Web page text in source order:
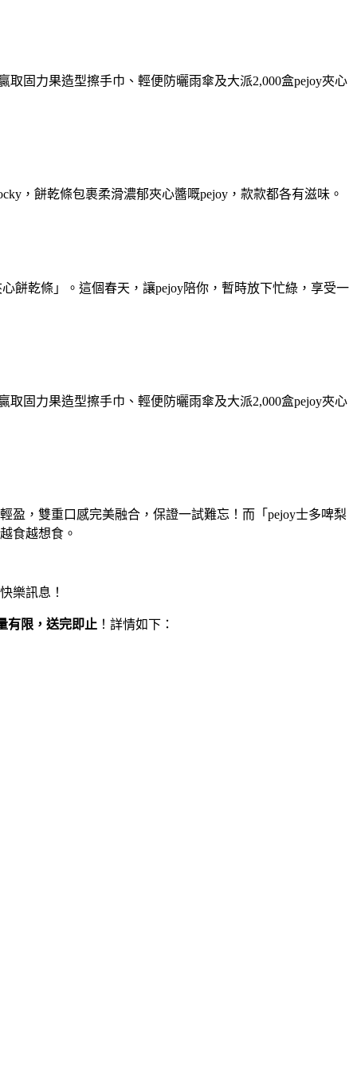
固力果造型擦手巾、輕便防曬雨傘及大派2,000盒pejoy夾心
，餅乾條包裹柔滑濃郁夾心醬嘅pejoy，款款都各有滋味。
餅乾條」。這個春天，讓pejoy陪你，暫時放下忙綠，享受一
固力果造型擦手巾、輕便防曬雨傘及大派2,000盒pejoy夾心
盈，雙重口感完美融合，保證一試難忘！而「pejoy士多啤梨
食越想食。
樂訊息！
有限，送完即止 ！詳情如下：